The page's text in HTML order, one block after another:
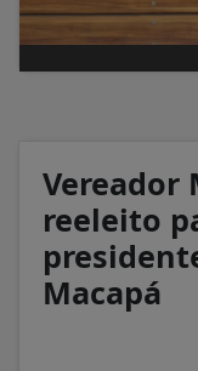
Vereador
reeleito
Macapá